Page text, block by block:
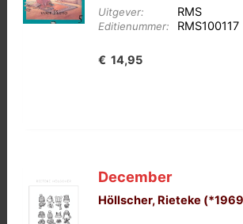
Uitgever: RMS
Editienummer: RMS100117
€ 14,95
December
Höllscher, Rieteke